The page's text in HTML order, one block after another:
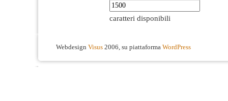
caratteri disponibili
Webdesign Visus 2006, su piattaforma WordPress